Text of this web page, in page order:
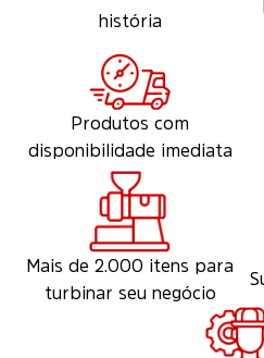
história
Produtos com
disponibilidade imediata
Mais de 2.000 itens para
turbinar seu negócio